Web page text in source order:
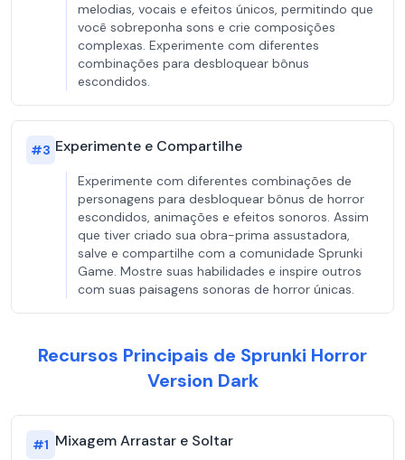
melodias, vocais e efeitos únicos, permitindo que
você sobreponha sons e crie composições
complexas. Experimente com diferentes
combinações para desbloquear bônus
escondidos.
#3 Experimente e Compartilhe
Experimente com diferentes combinações de
personagens para desbloquear bônus de horror
escondidos, animações e efeitos sonoros. Assim
que tiver criado sua obra-prima assustadora,
salve e compartilhe com a comunidade Sprunki
Game. Mostre suas habilidades e inspire outros
com suas paisagens sonoras de horror únicas.
Recursos Principais de Sprunki Horror
Version Dark
#1 Mixagem Arrastar e Soltar